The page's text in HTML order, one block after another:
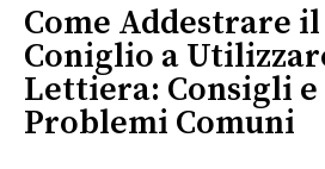
Come Addestrare il
Coniglio a
Lettiera: Consigli
Problemi Comuni